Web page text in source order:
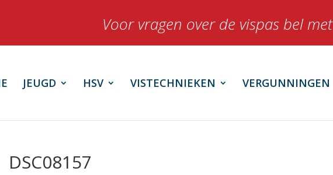
Voor vragen over de vispas bel met
JEUGD HSV VISTECHNIEKEN VERGUNNINGEN
DSC08157